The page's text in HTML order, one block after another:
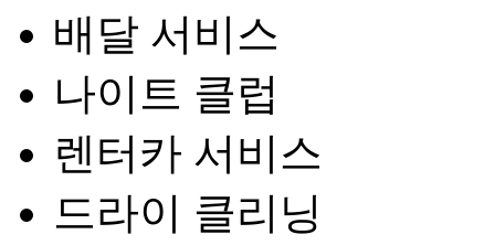
배달 서비스
나이트 클럽
렌터카 서비스
드라이 클리닝